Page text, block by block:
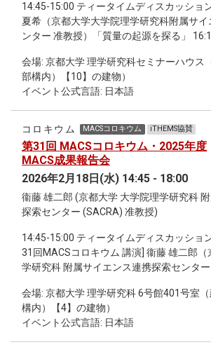
14:45-15:00 ティータイムディスカッショ
夏希（京都大学大学院理学研究科附属サ
ンター 准教授）「質量の起源を探る」
会場: 京都大学 理学研究科セミナーハウス
部構内）【10】の建物）
イベント公式言語: 日本語
コロキウム MACSコロキウム iTHEMS協賛
第31回 MACSコロキウム・2025年度
MACS成果報告会
2026年2月18日(水) 14:45 - 18:00
衞藤 雄二郎 (京都大学 大学院理学研究科
探索センター (SACRA) 准教授)
14:45-15:00 ティータイムディスカッション [15:00-16:00
31回MACSコロキウム 講演] 衞藤 雄二郎
学研究科 附属サイエンス連携探索センター
果報告会] 16:10-17:10 各スタディグルーブ
17:10-18:00 参加学生によるポスター発表
会場: 京都大学 理学研究科 6号館401号室
構内）【4】の建物）
イベント公式言語: 日本語